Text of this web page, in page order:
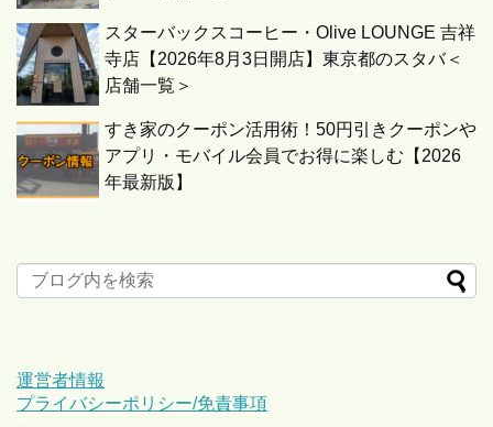
スターバックスコーヒー・Olive LOUNGE 吉祥
寺店【2026年8月3日開店】東京都のスタバ＜
店舗一覧＞
すき家のクーポン活用術！50円引きクーポンや
アプリ・モバイル会員でお得に楽しむ【2026
年最新版】
運営者情報
プライバシーポリシー/免責事項